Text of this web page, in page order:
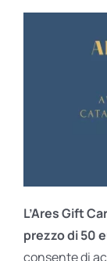
L’Ares Gift
prezzo di 50
consente di